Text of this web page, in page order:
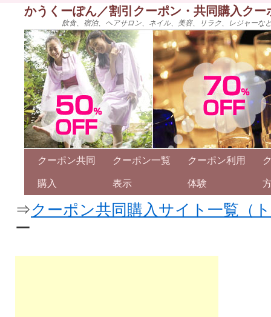
かうくーぽん／割引クーポン・共同購入ク
飲食、宿泊、ヘアサロン、ネイル、美容、リラク、レジャー
クーポン共同
購入
クーポン一覧
表示
クーポン利用
体験
⇒クーポン共同購入サイト一覧（
ー